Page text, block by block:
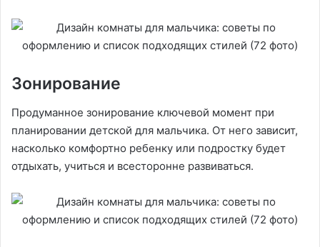
Зонирование
Продуманное зонирование ключевой момент при
планировании детской для мальчика. От него зависит,
насколько комфортно ребенку или подростку будет
отдыхать, учиться и всесторонне развиваться.